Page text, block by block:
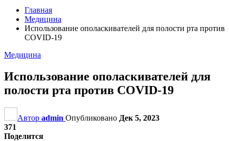
Главная
Медицина
Использование ополаскивателей для полости рта против
COVID-19
Медицина
Использование ополаскивателей для
полости рта против COVID-19
Автор admin Опубликовано Дек 5, 2023
371
Поделится